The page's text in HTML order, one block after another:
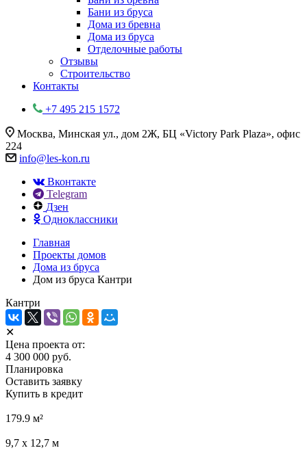
Бани из бруса
Дома из бревна
Дома из бруса
Отделочные работы
Отзывы
Строительство
Контакты
+7 495 215 1572
Москва, Минская ул., дом 2Ж, БЦ «Victory Park Plaza», офис
224
info@les-kon.ru
Вконтакте
Telegram
Дзен
Одноклассники
Главная
Проекты домов
Дома из бруса
Дом из бруса Кантри
Кантри
✕
Цена проекта от:
4 300 000 руб.
Планировка
Оставить заявку
Купить в кредит
179.9 м²
9,7 х 12,7 м